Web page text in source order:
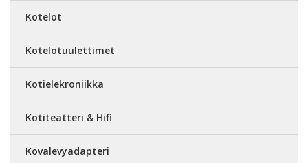
Kotelot
Kotelotuulettimet
Kotielekroniikka
Kotiteatteri & Hifi
Kovalevyadapteri